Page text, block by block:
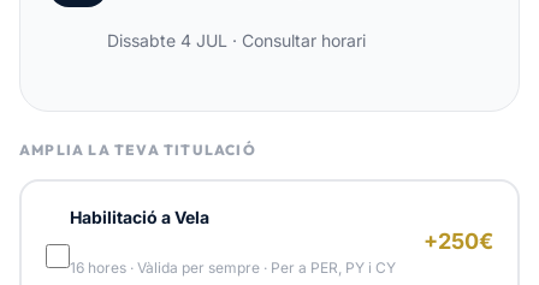
Dissabte 4 JUL · Consultar horari
AMPLIA LA TEVA TITULACIÓ
Habilitació a Vela
16 hores · Vàlida per sempre · Per a PER, PY i CY
+250€